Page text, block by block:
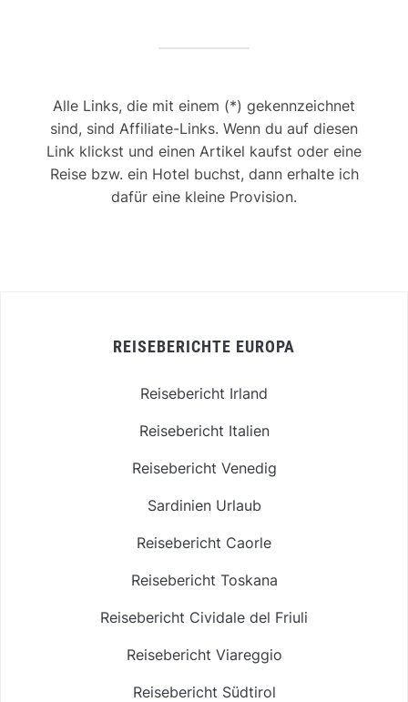
Alle Links, die mit einem (*) gekennzeichnet
sind, sind Affiliate-Links. Wenn du auf diesen
Link klickst und einen Artikel kaufst oder eine
Reise bzw. ein Hotel buchst, dann erhalte ich
dafür eine kleine Provision.
REISEBERICHTE EUROPA
Reisebericht Irland
Reisebericht Italien
Reisebericht Venedig
Sardinien Urlaub
Reisebericht Caorle
Reisebericht Toskana
Reisebericht Cividale del Friuli
Reisebericht Viareggio
Reisebericht Südtirol